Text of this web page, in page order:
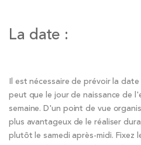
La date :
Il est nécessaire de prévoir la
peut que le jour de naissance de
semaine. D'un point de vue
plus avantageux de le réaliser
plutôt le samedi après-midi.